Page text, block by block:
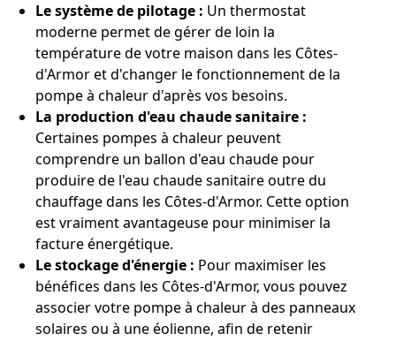
Le système de pilotage : Un thermostat
moderne permet de gérer de loin la
température de votre maison dans les Côtes-
d'Armor et d'changer le fonctionnement de la
pompe à chaleur d'après vos besoins.
La production d'eau chaude sanitaire :
Certaines pompes à chaleur peuvent
comprendre un ballon d'eau chaude pour
produire de l'eau chaude sanitaire outre du
chauffage dans les Côtes-d'Armor. Cette option
est vraiment avantageuse pour minimiser la
facture énergétique.
Le stockage d'énergie : Pour maximiser les
bénéfices dans les Côtes-d'Armor, vous pouvez
associer votre pompe à chaleur à des panneaux
solaires ou à une éolienne, afin de retenir